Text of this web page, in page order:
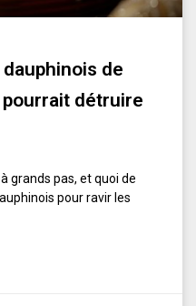
de
pourrait détruire
grands pas, et quoi de
pour ravir les